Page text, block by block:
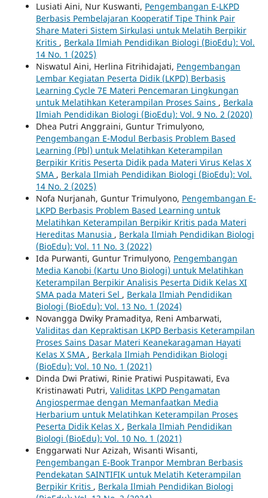
Lusiati Aini, Nur Kuswanti, Pengembangan E-LKPD
Berbasis Pembelajaran Kooperatif Tipe Think Pair
Share Materi Sistem Sirkulasi untuk Melatih Berpikir
Kritis , Berkala Ilmiah Pendidikan Biologi (BioEdu): Vol.
14 No. 1 (2025)
Niswatul Aini, Herlina Fitrihidajati, Pengembangan
Lembar Kegiatan Peserta Didik (LKPD) Berbasis
Learning Cycle 7E Materi Pencemaran Lingkungan
untuk Melatihkan Keterampilan Proses Sains , Berkala
Ilmiah Pendidikan Biologi (BioEdu): Vol. 9 No. 2 (2020)
Dhea Putri Anggraini, Guntur Trimulyono,
Pengembangan E-Modul Berbasis Problem Based
Learning (Pbl) untuk Melatihkan Keterampilan
Berpikir Kritis Peserta Didik pada Materi Virus Kelas X
SMA , Berkala Ilmiah Pendidikan Biologi (BioEdu): Vol.
14 No. 2 (2025)
Nofa Nurjanah, Guntur Trimulyono, Pengembangan E-
LKPD Berbasis Problem Based Learning untuk
Melatihkan Keterampilan Berpikir Kritis pada Materi
Hereditas Manusia , Berkala Ilmiah Pendidikan Biologi
(BioEdu): Vol. 11 No. 3 (2022)
Ida Purwanti, Guntur Trimulyono, Pengembangan
Media Kanobi (Kartu Uno Biologi) untuk Melatihkan
Keterampilan Berpikir Analisis Peserta Didik Kelas XI
SMA pada Materi Sel , Berkala Ilmiah Pendidikan
Biologi (BioEdu): Vol. 13 No. 1 (2024)
Novangga Dwiky Pramaditya, Reni Ambarwati,
Validitas dan Kepraktisan LKPD Berbasis Keterampilan
Proses Sains Dasar Materi Keanekaragaman Hayati
Kelas X SMA , Berkala Ilmiah Pendidikan Biologi
(BioEdu): Vol. 10 No. 1 (2021)
Dinda Dwi Pratiwi, Rinie Pratiwi Puspitawati, Eva
Kristinawati Putri, Validitas LKPD Pengamatan
Angiospermae dengan Memanfaatkan Media
Herbarium untuk Melatihkan Keterampilan Proses
Peserta Didik Kelas X , Berkala Ilmiah Pendidikan
Biologi (BioEdu): Vol. 10 No. 1 (2021)
Enggarwati Nur Azizah, Wisanti Wisanti,
Pengembangan E-Book Tranpor Membran Berbasis
Pendekatan SAINTIFIK untuk Melatih Keterampilan
Berpikir Kritis , Berkala Ilmiah Pendidikan Biologi